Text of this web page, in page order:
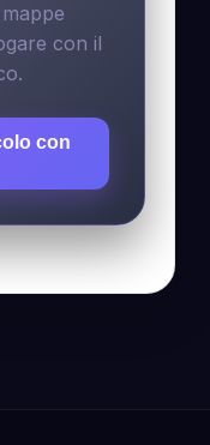
con il
con